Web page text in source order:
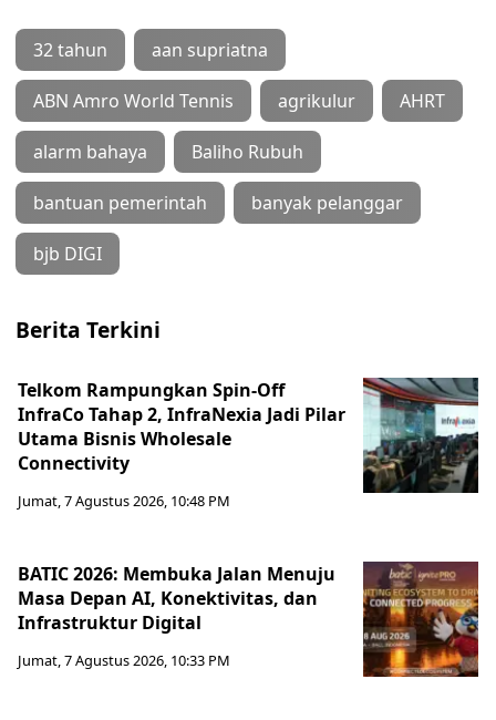
32 tahun aan supriatna
ABN Amro World Tennis agrikulur AHRT
alarm bahaya Baliho Rubuh
bantuan pemerintah banyak pelanggar
bjb DIGI
Berita Terkini
Telkom Rampungkan Spin-Off
InfraCo Tahap 2, InfraNexia Jadi Pilar
Utama Bisnis Wholesale
Connectivity
Jumat, 7 Agustus 2026, 10:48 PM
BATIC 2026: Membuka Jalan Menuju
Masa Depan AI, Konektivitas, dan
Infrastruktur Digital
Jumat, 7 Agustus 2026, 10:33 PM